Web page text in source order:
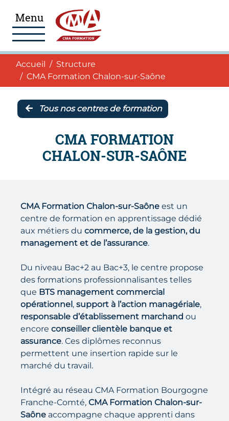
Accéder au contenu
Menu
Navigation
Accueil
Accueil
Structure
CMA Formation Chalon-sur-Saône
Tous nos centres de formation
CMA FORMATION
CHALON-SUR-SAÔNE
CMA Formation Chalon-sur-Saône est un
centre de formation en apprentissage dédié
aux métiers du commerce, de la gestion, du
management et de l’assurance.
Du niveau Bac+2 au Bac+3, le centre propose
des formations professionnalisantes telles
que BTS management commercial
opérationnel, support à l’action managériale,
responsable d’établissement marchand ou
encore conseiller clientèle banque et
assurance. Ces diplômes reconnus
permettent une insertion rapide sur le
marché du travail.
Intégré au réseau CMA Formation Bourgogne
Franche-Comté, CMA Formation Chalon-sur-
Saône accompagne chaque apprenti dans